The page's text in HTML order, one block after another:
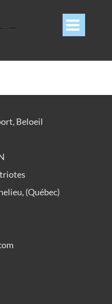

Beloeil
(Québec)